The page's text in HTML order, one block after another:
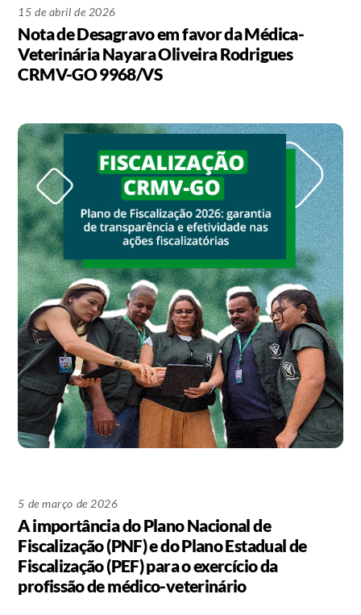
15 de abril de 2026
Nota de Desagravo em favor da Médica-
Veterinária Nayara Oliveira Rodrigues
CRMV-GO 9968/VS
5 de março de 2026
A importância do Plano Nacional de
Fiscalização (PNF) e do Plano Estadual de
Fiscalização (PEF) para o exercício da
profissão de médico-veterinário